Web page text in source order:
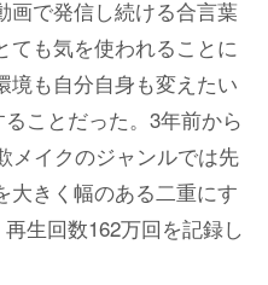
で発信し続ける合言葉
ても気を使われることに
境も自分自身も変えたい
ことだった。3年前から
メイクのジャンルでは先
大きく幅のある二重にす
生回数162万回を記録し